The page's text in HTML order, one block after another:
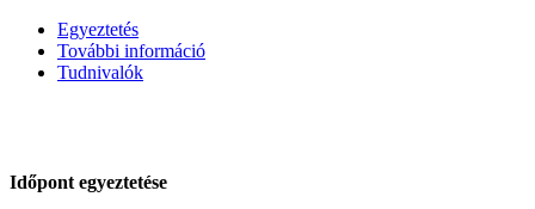
Egyeztetés
További információ
Tudnivalók
Időpont egyeztetése